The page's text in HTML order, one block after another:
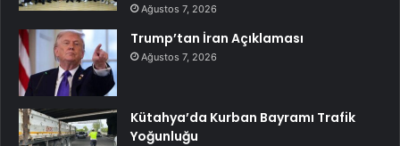
Ağustos 7, 2026
Trump’tan İran Açıklaması
Ağustos 7, 2026
Kütahya’da Kurban Bayramı Trafik
Yoğunluğu